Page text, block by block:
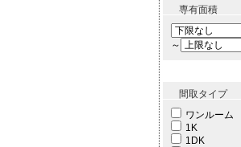
専有面積
～
間取タイプ
ワンルーム
1K
1DK